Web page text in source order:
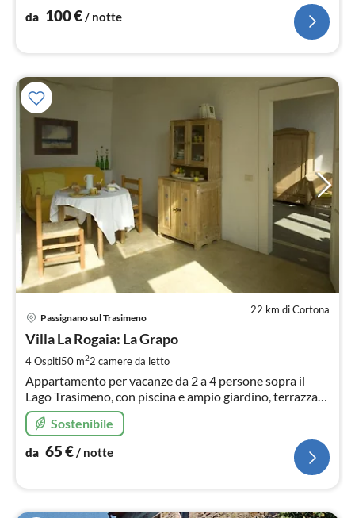
da 100€/ notte
22 km di Cortona
Passignano sul Trasimeno
Villa La Rogaia: La Grapo
4 Ospiti50 m22 camere da letto
Appartamento per vacanze da 2 a 4 persone sopra il
Lago Trasimeno, con piscina e ampio giardino, terrazza
solarium
Sostenibile
da 65€/ notte